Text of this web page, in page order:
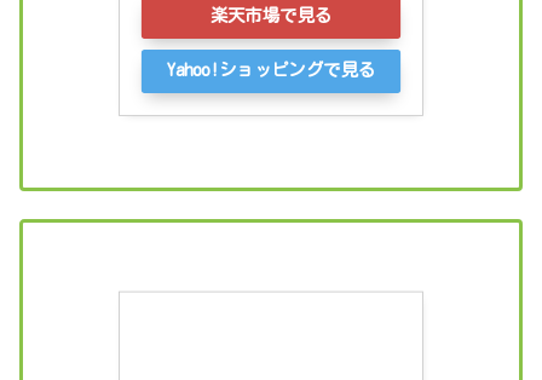
楽天市場で見る
Yahoo!ショッピングで見る